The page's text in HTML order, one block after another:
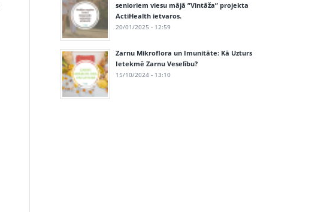
senioriem viesu mājā ”Vintāža” projekta
ActiHealth ietvaros.
20/01/2025 - 12:59
Zarnu Mikroflora un Imunitāte: Kā Uzturs
Ietekmē Zarnu Veselību?
15/10/2024 - 13:10